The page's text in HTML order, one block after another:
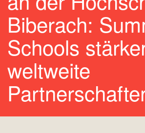
Biberach:
Schools
weltweite